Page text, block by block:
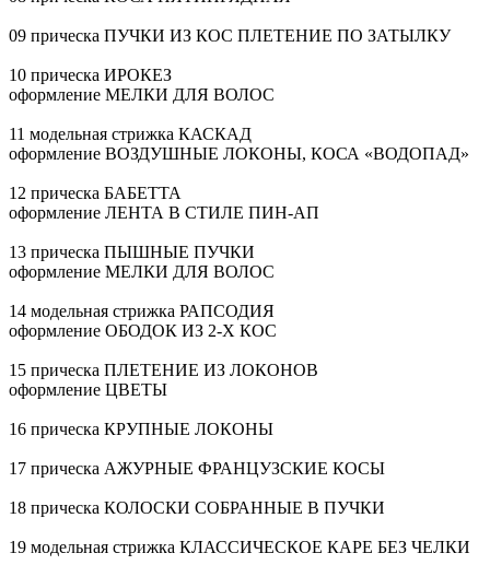
09 прическа ПУЧКИ ИЗ КОС ПЛЕТЕНИЕ ПО ЗАТЫЛКУ
10 прическа ИРОКЕЗ
оформление МЕЛКИ ДЛЯ ВОЛОС
11 модельная стрижка КАСКАД
оформление ВОЗДУШНЫЕ ЛОКОНЫ, КОСА «ВОДОПАД»
12 прическа БАБЕТТА
оформление ЛЕНТА В СТИЛЕ ПИН-АП
13 прическа ПЫШНЫЕ ПУЧКИ
оформление МЕЛКИ ДЛЯ ВОЛОС
14 модельная стрижка РАПСОДИЯ
оформление ОБОДОК ИЗ 2-Х КОС
15 прическа ПЛЕТЕНИЕ ИЗ ЛОКОНОВ
оформление ЦВЕТЫ
16 прическа КРУПНЫЕ ЛОКОНЫ
17 прическа АЖУРНЫЕ ФРАНЦУЗСКИЕ КОСЫ
18 прическа КОЛОСКИ СОБРАННЫЕ В ПУЧКИ
19 модельная стрижка КЛАССИЧЕСКОЕ КАРЕ БЕЗ ЧЕЛКИ